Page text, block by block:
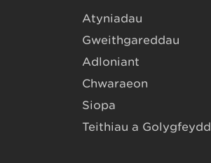
Atyniadau
Gweithgareddau
Adloniant
Chwaraeon
Siopa
Teithiau a Golygfeydd